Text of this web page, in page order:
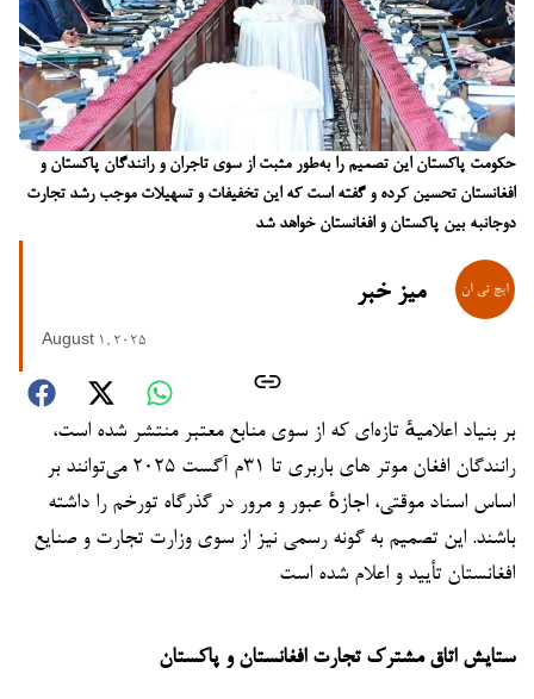
حکومت پاکستان این تصمیم را به‌طور مثبت از سوی تاجران و رانندگان پاکستان و
افغانستان تحسین کرده و گفته است که این تخفیفات و تسهیلات موجب رشد تجارت
دوجانبه بین پاکستان و افغانستان خواهد شد
میز خبر
August 1, 2025
بر بنیاد اعلامیهٔ تازه‌ای که از سوی منابع معتبر منتشر شده است،
رانندگان افغان موتر های باربری تا ۳۱م آگست ۲۰۲۵ می‌توانند بر
اساس اسناد موقتی، اجازهٔ عبور و مرور در گذرگاه تورخم را داشته
باشند. این تصمیم به گونه رسمی نیز از سوی وزارت تجارت و صنایع
افغانستان تأیید و اعلام شده است
ستایش اتاق مشترک تجارت افغانستان و پاکستان